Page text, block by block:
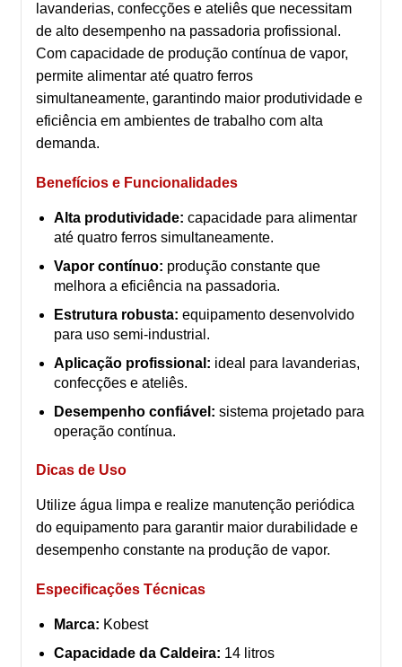
lavanderias, confecções e ateliês que necessitam
de alto desempenho na passadoria profissional.
Com capacidade de produção contínua de vapor,
permite alimentar até quatro ferros
simultaneamente, garantindo maior produtividade e
eficiência em ambientes de trabalho com alta
demanda.
Benefícios e Funcionalidades
Alta produtividade: capacidade para alimentar
até quatro ferros simultaneamente.
Vapor contínuo: produção constante que
melhora a eficiência na passadoria.
Estrutura robusta: equipamento desenvolvido
para uso semi-industrial.
Aplicação profissional: ideal para lavanderias,
confecções e ateliês.
Desempenho confiável: sistema projetado para
operação contínua.
Dicas de Uso
Utilize água limpa e realize manutenção periódica
do equipamento para garantir maior durabilidade e
desempenho constante na produção de vapor.
Especificações Técnicas
Marca: Kobest
Capacidade da Caldeira: 14 litros